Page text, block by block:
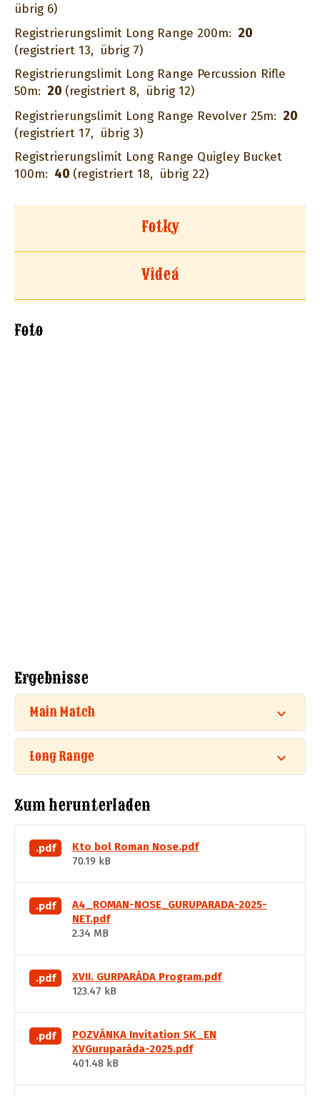
übrig 6)
Registrierungslimit Long Range 200m: 20
(registriert 13, übrig 7)
Registrierungslimit Long Range Percussion Rifle
50m: 20 (registriert 8, übrig 12)
Registrierungslimit Long Range Revolver 25m: 20
(registriert 17, übrig 3)
Registrierungslimit Long Range Quigley Bucket
100m: 40 (registriert 18, übrig 22)
Fotky
Videá
Foto
Ergebnisse
Main Match
Long Range
Zum herunterladen
.pdf
Kto bol Roman Nose.pdf
70.19 kB
.pdf
A4_ROMAN-NOSE_GURUPARADA-2025-
NET.pdf
2.34 MB
.pdf
XVII. GURPARÁDA Program.pdf
123.47 kB
.pdf
POZVÁNKA Invitation SK_EN
XVGuruparáda-2025.pdf
401.48 kB